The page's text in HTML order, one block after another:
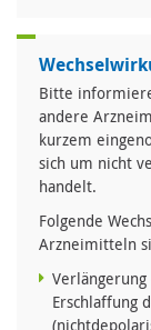
Bitte
andere
kurzem
sich um nicht
handelt.
Folgende
Arzneimitteln
Erschlaffung